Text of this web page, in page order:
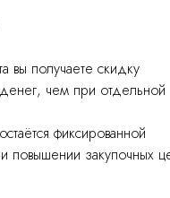
вы получаете скидку
чем при отдельной
фиксированной
повышении закупочных